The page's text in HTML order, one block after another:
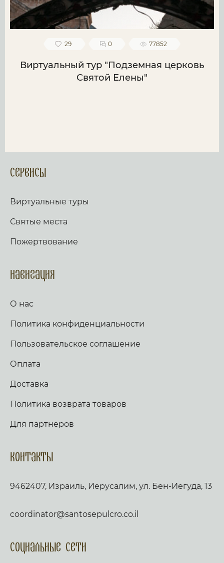
29 0 77852
Виртуальный тур "Подземная церковь
Святой Елены"
Сервисы
Виртуальные туры
Святые места
Пожертвование
Навигация
О нас
Политика конфиденциальности
Пользовательское соглашение
Оплата
Доставка
Политика возврата товаров
Для партнеров
Контакты
9462407, Израиль, Иерусалим, ул. Бен-Иегуда, 13
coordinator@santosepulcro.co.il
Социальные сети